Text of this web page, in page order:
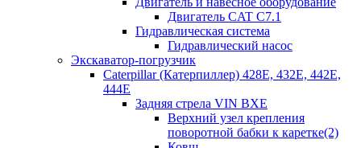
Двигатель CAT C7.1
Гидравлическая система
Гидравлический насос
Экскаватор-погрузчик
Caterpillar (Катерпиллер) 428E, 432E, 442E,
444E
Задняя стрела VIN BXE
Верхний узел крепления
поворотной бабки к каретке(2)